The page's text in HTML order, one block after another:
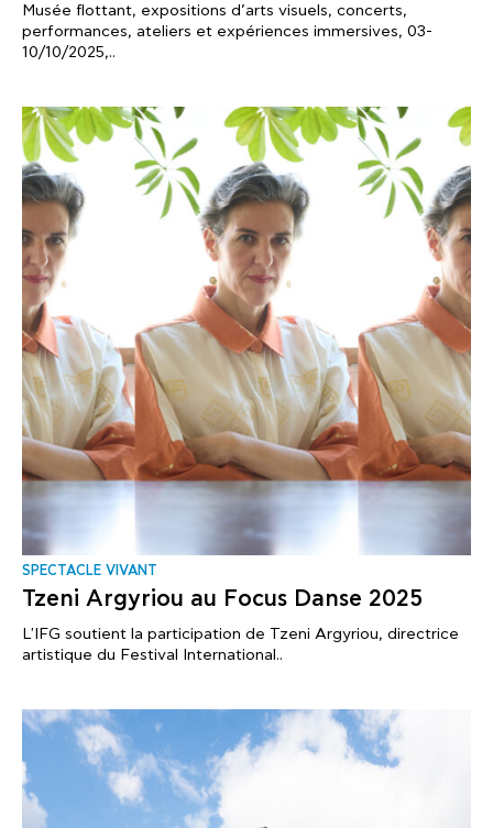
Musée flottant, expositions d’arts visuels, concerts,
performances, ateliers et expériences immersives, 03-
10/10/2025,..
SPECTACLE VIVANT
Tzeni Argyriou au Focus Danse 2025
L'IFG soutient la participation de Tzeni Argyriou, directrice
artistique du Festival International..